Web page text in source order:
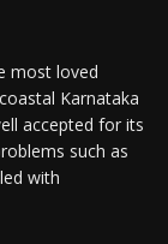
most loved
Karnataka
accepted for its
such as
with